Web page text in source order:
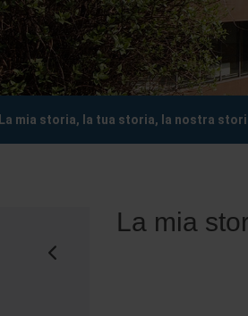
La mia storia, la tua storia, la nostra
La mia